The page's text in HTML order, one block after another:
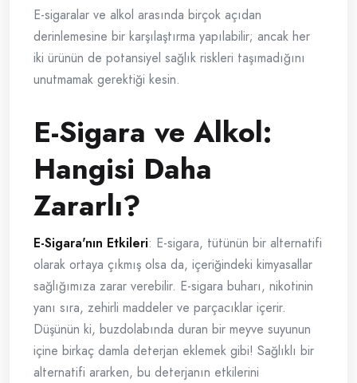
E-sigaralar ve alkol arasında birçok açıdan
derinlemesine bir karşılaştırma yapılabilir; ancak her
iki ürünün de potansiyel sağlık riskleri taşımadığını
unutmamak gerektiği kesin.
E-Sigara ve Alkol:
Hangisi Daha
Zararlı?
E-Sigara'nın Etkileri: E-sigara, tütünün bir alternatifi
olarak ortaya çıkmış olsa da, içeriğindeki kimyasallar
sağlığımıza zarar verebilir. E-sigara buharı, nikotinin
yanı sıra, zehirli maddeler ve parçacıklar içerir.
Düşünün ki, buzdolabında duran bir meyve suyunun
içine birkaç damla deterjan eklemek gibi! Sağlıklı bir
alternatifi ararken, bu deterjanın etkilerini